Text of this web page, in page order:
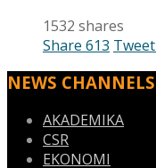
1532 shares
Share 613 Tweet
NEWS CHANNELS
AKADEMIKA
CSR
EKONOMI